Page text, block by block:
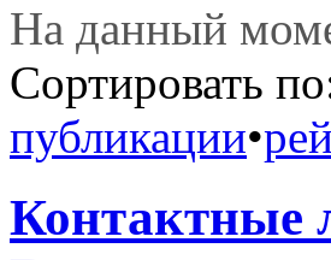
На данный
Сортировать
публикации•
Контактные